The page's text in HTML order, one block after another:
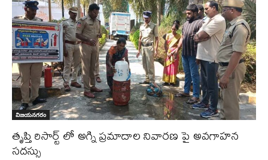
విజయనగరం
తృప్తి రిసార్ట్ లో అగ్ని ప్రమాదాల నివారణ పై అవగాహన
సదస్సు